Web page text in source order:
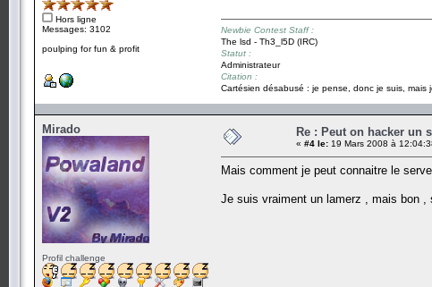
Hors ligne
Messages: 3102
poulping for fun & profit
Newbie Contest Staff :
The lsd - Th3_l5D (IRC)
Statut :
Administrateur
Citation :
Cartésien désabusé : je pense, donc je suis, mais
Mirado
Profil challenge
Re : Peut on hacker un
« #4 le: 19 Mars 2008 à
Mais comment je peut connaitre le
Je suis vraiment un lamerz , mais bon ,